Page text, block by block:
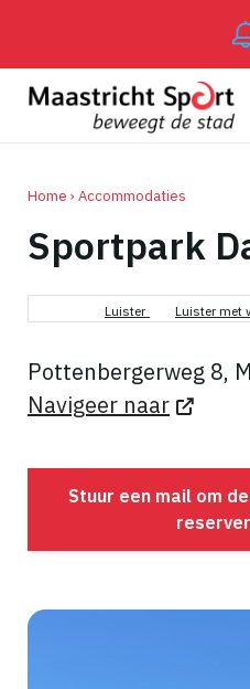
Kruimelpad
Home Accommodaties
Sportpark
Luister Luister met
Pottenbergerweg 8,
Navigeer naar
Stuur een mail om